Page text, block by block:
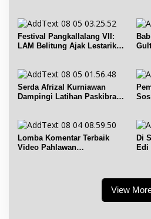
Festival Pangkallalang VII:
LAM Belitung Ajak Lestarikan
Serda Afrizal Kurniawan
Dampingi Latihan Paskibra
Lomba Komentar Terbaik
Video Pahlawan
Di
Edi
View